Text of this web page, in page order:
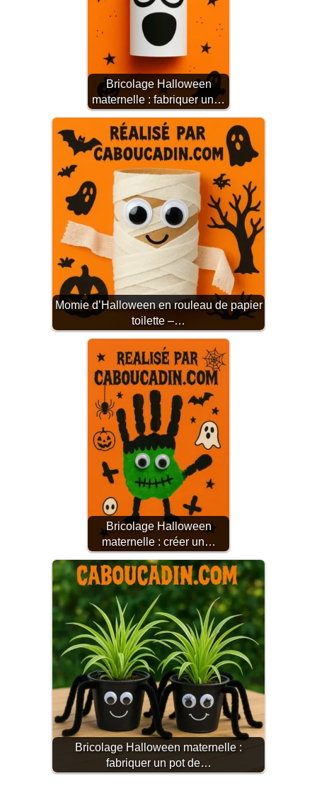
Bricolage Halloween
maternelle : fabriquer un…
Momie d’Halloween en rouleau de papier
toilette –…
Bricolage Halloween
maternelle : créer un…
Bricolage Halloween maternelle :
fabriquer un pot de…